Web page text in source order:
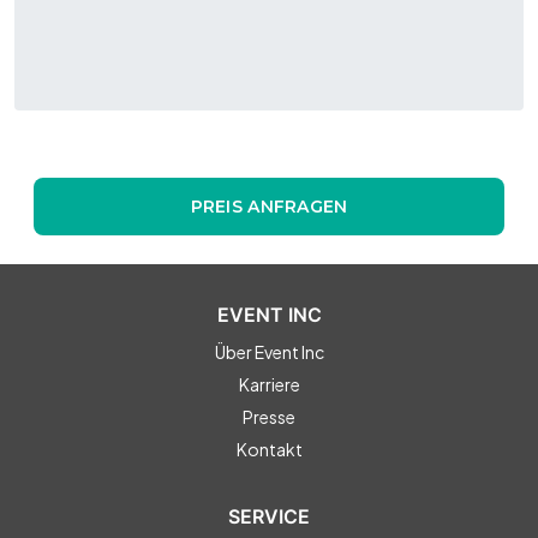
PREIS ANFRAGEN
EVENT INC
Über Event Inc
Karriere
Presse
Kontakt
SERVICE